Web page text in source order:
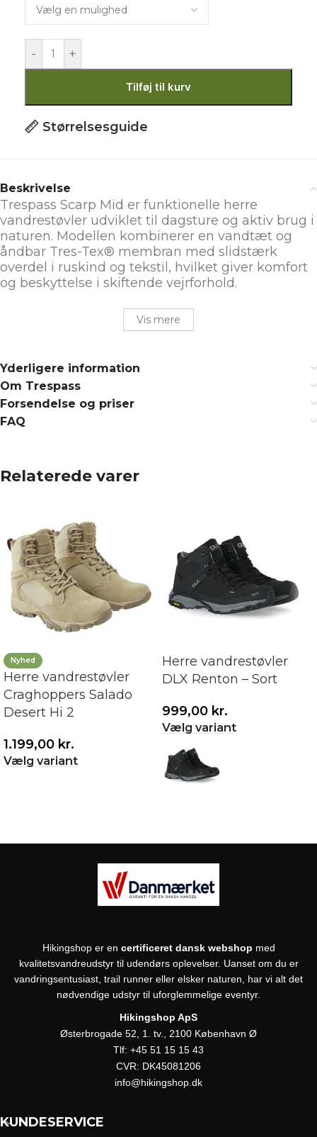
- +
Tilføj til kurv
Størrelsesguide
Beskrivelse
Trespass Scarp Mid er funktionelle herre
vandrestøvler udviklet til dagsture og aktiv brug i
naturen. Modellen kombinerer en vandtæt og
åndbar Tres-Tex® membran med slidstærk
overdel i ruskind og tekstil, hvilket giver komfort
og beskyttelse i skiftende vejrforhold.
Vis mere
Yderligere information
Om Trespass
Forsendelse og priser
FAQ
Relaterede varer
Nyhed
Herre vandrestøvler
Craghoppers Salado
Desert Hi 2
1.199,00 kr.
Vælg variant
Herre vandrestøvler
DLX Renton – Sort
999,00 kr.
Vælg variant
Hikingshop er en certificeret dansk webshop med
kvalitetsvandreudstyr til udendørs oplevelser. Uanset om du er
vandringsentusiast, trail runner eller elsker naturen, har vi alt det
nødvendige udstyr til uforglemmelige eventyr.
Hikingshop ApS
Østerbrogade 52, 1. tv., 2100 København Ø
Tlf: +45 51 15 15 43
CVR: DK45081206
info@hikingshop.dk
KUNDESERVICE